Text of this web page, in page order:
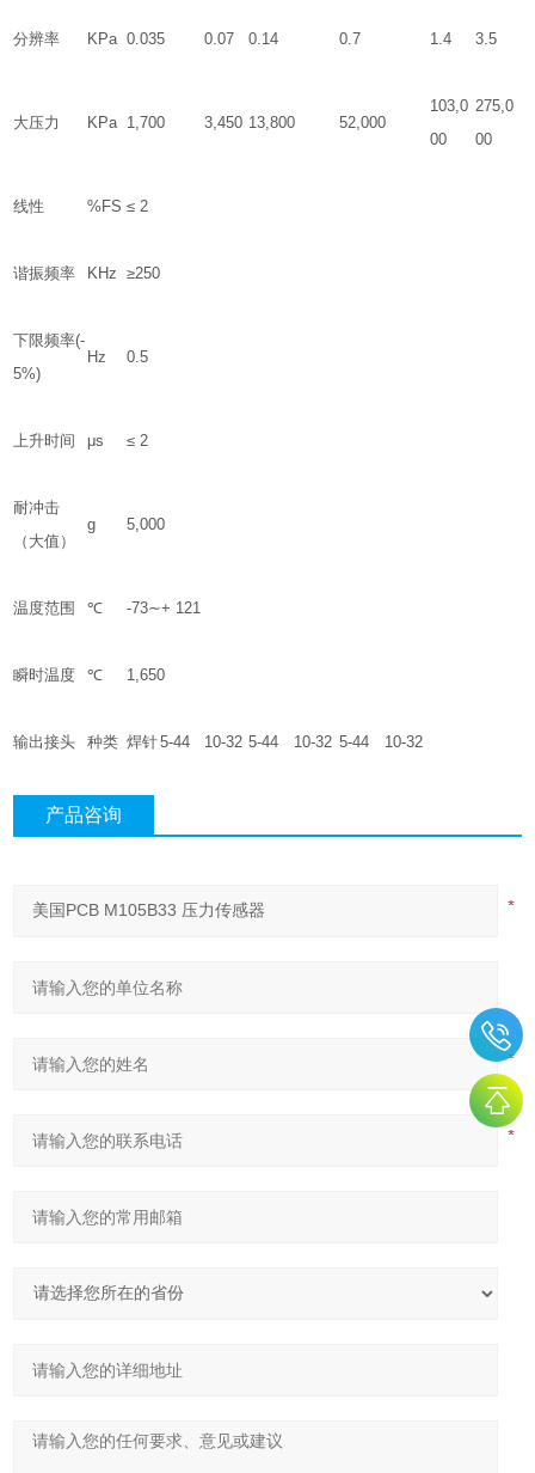
分辨率 KPa 0.035 0.07 0.14 0.7 1.4 3.5
大压力 KPa 1,700 3,450 13,800 52,000
103,0
00
275,0
00
线性 %FS ≤ 2
谐振频率 KHz ≥250
下限频率(-
5%)
Hz 0.5
上升时间 μs ≤ 2
耐冲击
（大值）
g 5,000
温度范围 ℃ -73∼+ 121
瞬时温度 ℃ 1,650
输出接头 种类 焊针5-44 10-32 5-44 10-32 5-44 10-32
产品咨询